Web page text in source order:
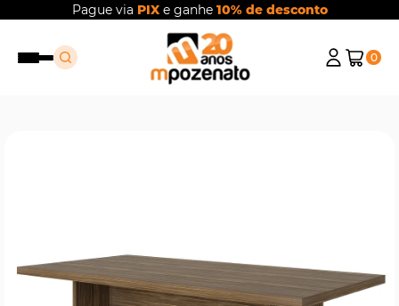
Pague via PIXe ganhe 10% de desconto
0